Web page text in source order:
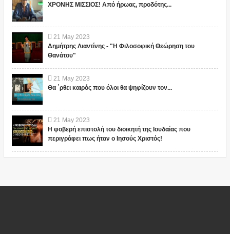
ΧΡΟΝΗΣ ΜΙΣΣΙΟΣ! Από ήρωας, προδότης...
21 May 2023
Δημήτρης Λιαντίνης - "Η Φιλοσοφική Θεώρηση του
Θανάτου"
21 May 2023
Θα ΄ρθει καιρός που όλοι θα ψηφίζουν τον...
21 May 2023
Η φοβερή επιστολή του διοικητή της Ιουδαίας που
περιγράφει πως ήταν ο Ιησούς Χριστός!